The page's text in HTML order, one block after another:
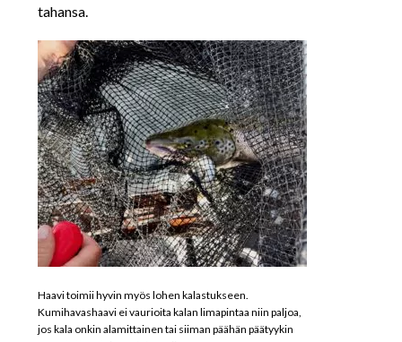
tahansa.
Haavi toimii hyvin myös lohen kalastukseen.
Kumihavashaavi ei vaurioita kalan limapintaa niin paljoa,
jos kala onkin alamittainen tai siiman päähän päätyykin